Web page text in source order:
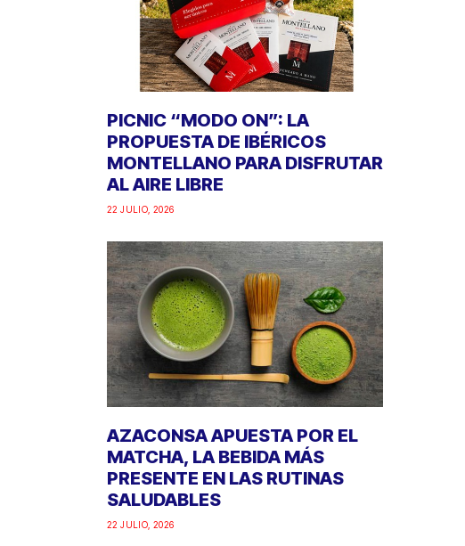
PICNIC “MODO ON”: LA
PROPUESTA DE IBÉRICOS
MONTELLANO PARA DISFRUTAR
AL AIRE LIBRE
22 JULIO, 2026
AZACONSA APUESTA POR EL
MATCHA, LA BEBIDA MÁS
PRESENTE EN LAS RUTINAS
SALUDABLES
22 JULIO, 2026